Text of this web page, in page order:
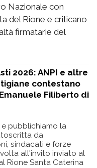
Nazionale con
del Rione e criticano
firmatarie del
2026: ANPI e altre
contestano
Filiberto di
e pubblichiamo la
da
sindacati e forze
all'invito inviato al
Rione Santa Caterina